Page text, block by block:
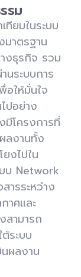
รม
ทียมในระบบ
าตรฐาน
งธุรกิจ รวม
ระบบการ
อให้มั่นใจ
ปอย่าง
มีโครงการที่
ลงานทั้ง
งไปใน
บ Network
ารระหว่าง
าศและ
สามารถ
ระบบ
นผลงาน